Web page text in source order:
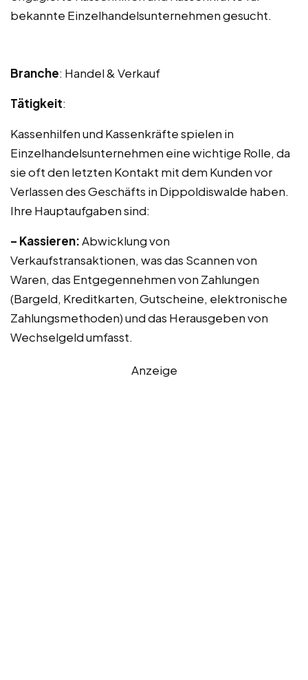
bekannte Einzelhandelsunternehmen gesucht.
Branche: Handel & Verkauf
Tätigkeit:
Kassenhilfen und Kassenkräfte spielen in
Einzelhandelsunternehmen eine wichtige Rolle, da
sie oft den letzten Kontakt mit dem Kunden vor
Verlassen des Geschäfts in Dippoldiswalde haben.
Ihre Hauptaufgaben sind:
– Kassieren:Abwicklung von
Verkaufstransaktionen, was das Scannen von
Waren, das Entgegennehmen von Zahlungen
(Bargeld, Kreditkarten, Gutscheine, elektronische
Zahlungsmethoden) und das Herausgeben von
Wechselgeld umfasst.
Anzeige